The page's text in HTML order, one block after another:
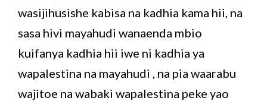
wasijihusishe kabisa na kadhia kama hii, na
sasa hivi mayahudi wanaenda mbio
kuifanya kadhia hii iwe ni kadhia ya
wapalestina na mayahudi , na pia waarabu
wajitoe na wabaki wapalestina peke yao